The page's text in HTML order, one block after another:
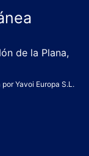
de la Plana,
Yavoi Europa S.L.